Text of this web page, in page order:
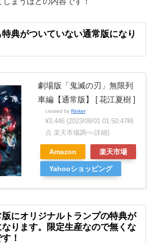
典がついていない通常版になり
劇場版「鬼滅の刃」無限列
車編【通常版】 [ 花江夏樹 ]
created by Rinker
¥3,446 (2023/08/01 01:50:47時
点 楽天市場調べ-詳細)
Amazon 楽天市場
Yahooショッピング
にオリジナルトランプの特典が
ります。限定生産なので無くな
！